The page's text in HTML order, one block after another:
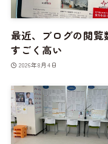
最近、ブログの閲覧
すごく高い
2026年8月4日